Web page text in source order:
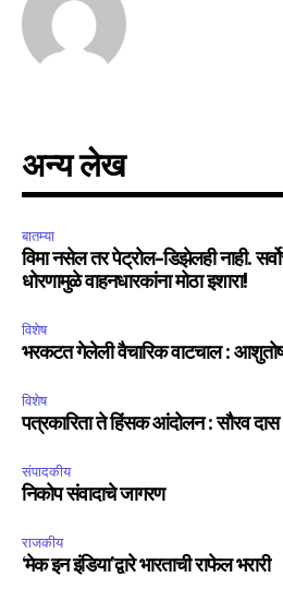
अन्य लेख
बातम्या
विमा नसेल तर पेट्रोल-डिझेलही नाही.
धोरणामुळे वाहनधारकांना मोठा इशारा!
विशेष
भरकटत गेलेली वैचारिक वाटचाल : आशुतोष
विशेष
पत्रकारिता ते हिंसक आंदोलन : सौरव दास
संपादकीय
निकोप संवादाचे जागरण
राजकीय
‘मेक इन इंडिया’द्वारे भारताची राफेल भरारी